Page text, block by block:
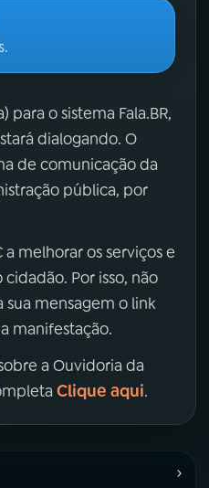
para o sistema Fala.BR,
dialogando. O
de comunicação da
pública, por
a melhorar os serviços e
Por isso, não
sua mensagem o link
manifestação.
a Ouvidoria da
Clique aqui.
›